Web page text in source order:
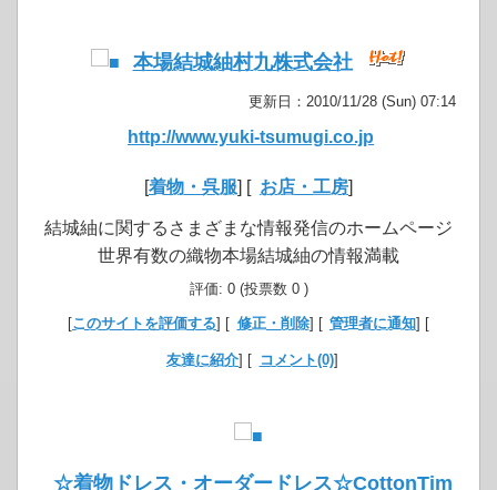
本場結城紬村九株式会社
更新日：2010/11/28 (Sun) 07:14
http://www.yuki-tsumugi.co.jp
[着物・呉服] [ お店・工房]
結城紬に関するさまざまな情報発信のホームページ
世界有数の織物本場結城紬の情報満載
評価: 0 (投票数 0 )
[このサイトを評価する] [ 修正・削除] [ 管理者に通知] [
友達に紹介] [ コメント(0)]
☆着物ドレス・オーダードレス☆CottonTim